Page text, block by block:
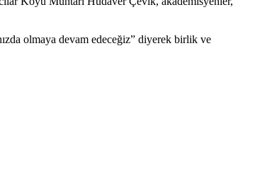
olmaya devam edeceğiz” diyerek birlik ve